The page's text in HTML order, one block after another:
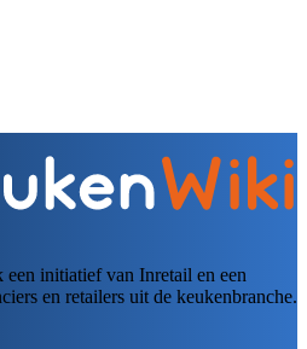
initiatief van Inretail en een
en retailers uit de keukenbranche.